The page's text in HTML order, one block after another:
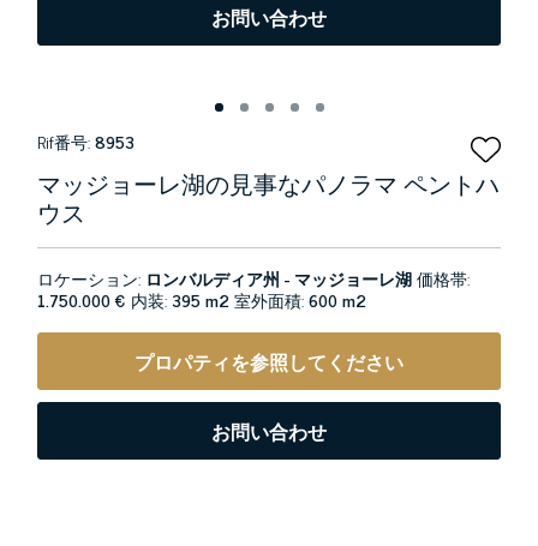
お問い合わせ
Rif番号:8953
マッジョーレ湖の見事なパノラマ ペントハ
ウス
ロケーション: ロンバルディア州 - マッジョーレ湖価格帯:
1.750.000 € 内装:395 m2室外面積:600 m2
プロパティを参照してください
お問い合わせ